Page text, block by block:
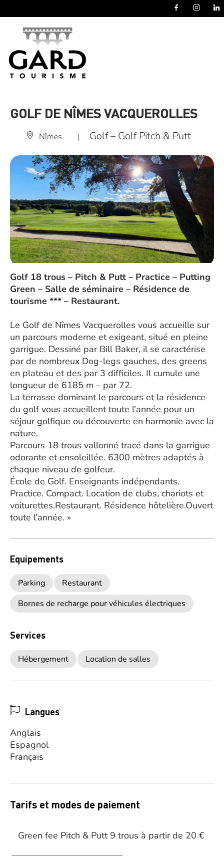
GOLF DE NÎMES VACQUEROLLES
Nîmes | Golf – Golf Pitch & Putt
Golf 18 trous – Pitch & Putt – Practice – Putting
Green – Salle de séminaire – Résidence de
tourisme *** – Restaurant.
Le Golf de Nîmes Vacquerolles vous accueille sur
un parcours moderne et exigeant, situé en pleine
garrigue. Dessiné par Bill Baker, il se caractérise
par de nombreux Dog-legs gauches, des greens
en plateau et des par 3 difficiles. Il cumule une
longueur de 6185 m – par 72.
La terrasse dominant le parcours et la résidence
du golf vous accueillent toute l’année pour un
séjour golfique ou découverte en harmonie avec la
nature.
Parcours 18 trous vallonné tracé dans la garrigue
odorante et ensoleillée. 6300 mètres adaptés à
chaque niveau de golfeur.
École de Golf. Enseignants indépendants.
Practice. Compact. Location de clubs, chariots et
voiturettes.Restaurant. Résidence hôtelière.Ouvert
toute l’année. »
Equipements
Parking
Restaurant
Bornes de recharge pour véhicules électriques
Services
Hébergement Location de salles
Langues
Anglais
Espagnol
Français
Tarifs et modes de paiement
Green fee Pitch & Putt 9 trous à partir de 20 €